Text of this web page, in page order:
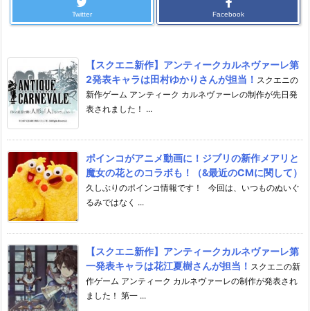
Twitter Facebook
【スクエニ新作】アンティークカルネヴァーレ第
2発表キャラは田村ゆかりさんが担当！ スクエニの
新作ゲーム アンティーク カルネヴァーレの制作が先日発
表されました！ ...
ポインコがアニメ動画に！ジブリの新作メアリと
魔女の花とのコラボも！（&最近のCMに関して）
久しぶりのポインコ情報です！ 今回は、いつものぬいぐ
るみではなく ...
【スクエニ新作】アンティークカルネヴァーレ第
一発表キャラは花江夏樹さんが担当！ スクエニの新
作ゲーム アンティーク カルネヴァーレの制作が発表され
ました！ 第一 ...